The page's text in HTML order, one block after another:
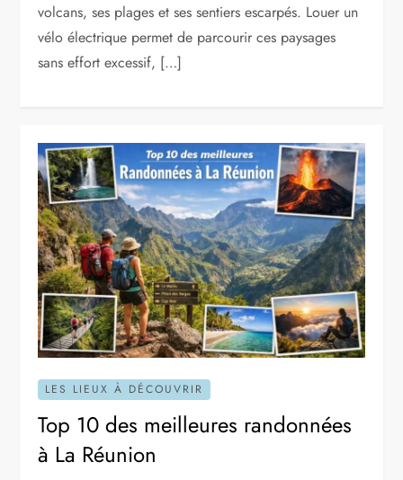
volcans, ses plages et ses sentiers escarpés. Louer un
vélo électrique permet de parcourir ces paysages
sans effort excessif, […]
LES LIEUX À DÉCOUVRIR
Top 10 des meilleures randonnées
à La Réunion